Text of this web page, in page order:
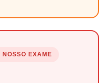
EXAME